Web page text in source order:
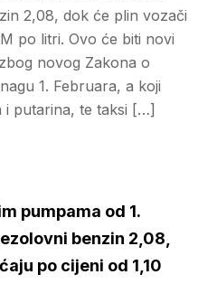
2,08, dok će plin vozači
po litri. Ovo će biti novi
novog Zakona o
1. Februara, a koji
i putarina, te taksi […]
pumpama od 1.
benzin 2,08,
po cijeni od 1,10